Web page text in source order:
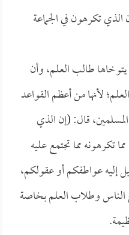
تكرهون في الجماعة
طالب العلم، وأن
لأنها من أعظم القواعد
قال: (إن الذي
تكرهونه مما تجتمع عليه
إليه عواطفكم أو عقولكم،
الناس وطلاب العلم بخاصة